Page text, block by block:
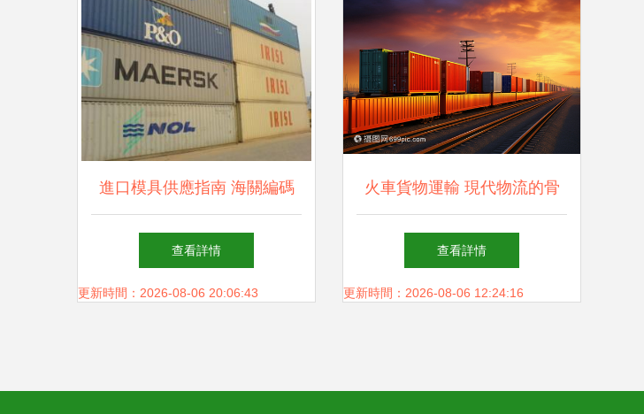
進口模具供應指南 海關編碼
解析與貨物運輸要點
查看詳情
更新時間：2026-08-06 20:06:43
火車貨物運輸 現代物流的骨
干力量
查看詳情
更新時間：2026-08-06 12:24:16